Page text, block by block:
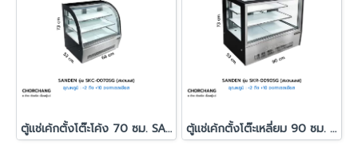
ตู้แช่เค้กตั้งโต๊ะโค้ง 70 ซม. SANDEN รุ่น SKC-0070SG ตู้แช่เค้กตั้งโต๊ะเหลี่ยม 90 ซม. สีดำ SANDEN รุ่น SKR-0090SG